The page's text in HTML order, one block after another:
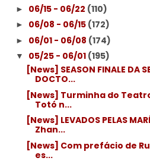
► 06/15 - 06/22 (110)
► 06/08 - 06/15 (172)
► 06/01 - 06/08 (174)
▼ 05/25 - 06/01 (195)
[News] SEASON FINALE DA
DOCTO...
[News] Turminha do
Totó n...
[News] LEVADOS PELAS
Zhan...
[News] Com prefácio de
es...